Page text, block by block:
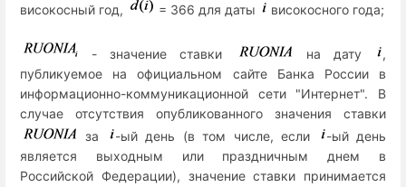
високосный год,
= 366 для даты високосного года;
- значение ставки на дату
,
публикуемое на официальном сайте Банка России в
информационно-коммуникационной сети "Интернет". В
случае отсутствия опубликованного значения ставки
за
-ый день (в том числе, если
-ый день
является выходным или праздничным днем в
Российской Федерации), значение ставки принимается